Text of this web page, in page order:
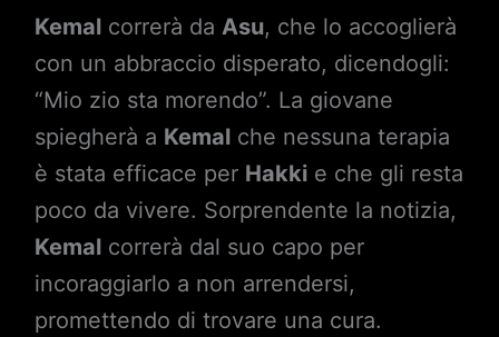
Kemalcorrerà da Asu, che lo accoglierà
con un abbraccio disperato, dicendogli:
“Mio zio sta morendo”. La giovane
spiegherà a Kemalche nessuna terapia
è stata efficace per Hakkie che gli resta
poco da vivere. Sorprendente la notizia,
Kemalcorrerà dal suo capo per
incoraggiarlo a non arrendersi,
promettendo di trovare una cura.